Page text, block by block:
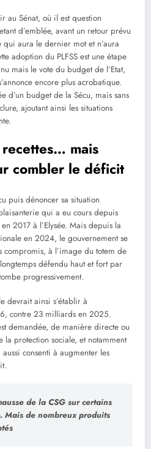
au Sénat, où il est question
d’emblée, avant un retour prévu
qui aura le dernier mot et n’aura
adoption du PLFSS est une étape
mais le vote du budget de l’Etat,
encore plus acrobatique.
d’un budget de la Sécu, mais sans
ajoutant ainsi les situations
mais
combler le déficit
puis dénoncer sa situation
qui a eu cours depuis
2017 à l’Elysée. Mais depuis la
en 2024, le gouvernement se
à l’image du totem de
défendu haut et fort par
progressivement.
devrait ainsi s’établir à
contre 23 milliards en 2025.
demandée, de manière directe ou
protection sociale, et notamment
consenti à augmenter les
de la CSG sur certains
Mais de nombreux produits